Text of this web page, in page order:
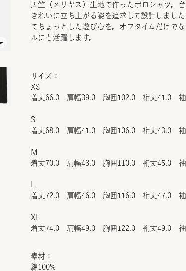
天竺（メリヤス）生地で作ったポロシャツ。
きれいに立ち上がる姿を追求して設計しまし
てちょっとした遊び心を。オフタイムだけで
ルにも活躍します。
サイズ：
XS
着丈66.0 肩幅39.0 胸囲102.0 裄丈41.0 袖
S
着丈68.0 肩幅41.0 胸囲106.0 裄丈43.0 袖
M
着丈70.0 肩幅43.0 胸囲110.0 裄丈45.0 袖
着丈72.0 肩幅46.0 胸囲116.0 裄丈47.0 袖
XL
着丈74.0 肩幅49.0 胸囲122.0 裄丈49.0 袖
素材：
綿100%